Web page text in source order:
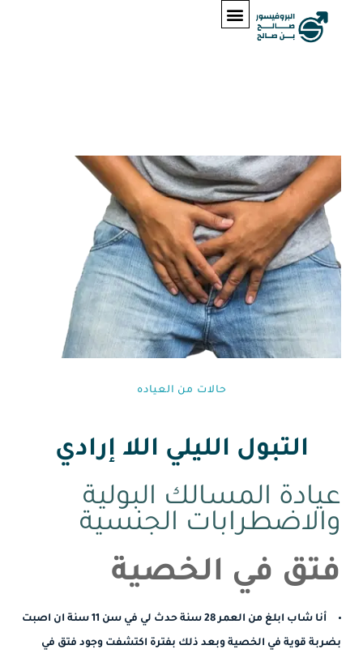
حالات من العياده⁩
التبول الليلي اللا إرادي
عيادة المسالك البولية
والاضطرابات الجنسية
فتق في الخصية
أنا شاب ابلغ من العمر 28 سنة حدث لي في سن 11 سنة ان اصبت
بضربة قوية في الخصية وبعد ذلك بفترة اكتشفت وجود فتق في